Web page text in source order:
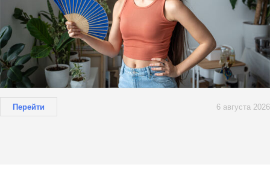
Перейти 6 августа 2026